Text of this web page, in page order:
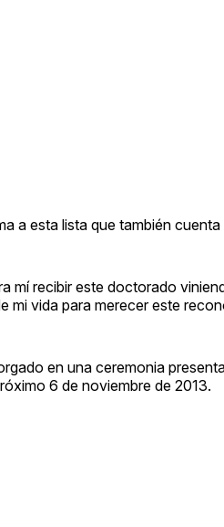
a esta lista que también
mí recibir este doctorado
mi vida para merecer este
en una ceremonia
6 de noviembre de 2013.